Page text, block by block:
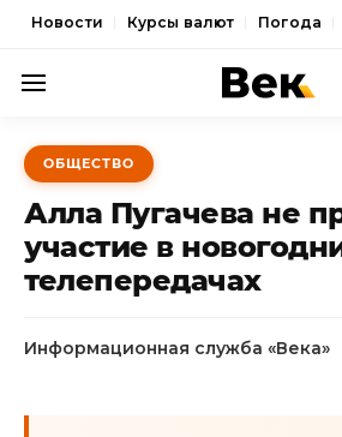
Новости Курсы валют Погода
ПОЛИТИКА
ЭКОНОМИКА
ОБЩЕСТВО
СПОРТ
ОБЩЕСТВО
Алла Пугачева не
участие в
телепередачах
Информационная служба «Века»